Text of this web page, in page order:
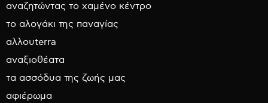
αναζητώντας το χαμένο κέντρο
το αλογάκι της παναγίας
αλλουterra
αναξιοθέατα
τα ασσόδυα της ζωής μας
αφιέρωμα